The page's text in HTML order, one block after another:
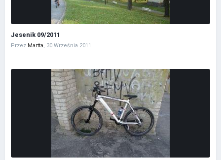
Jesenik 09/2011
Przez Martta, 30 Września 2011